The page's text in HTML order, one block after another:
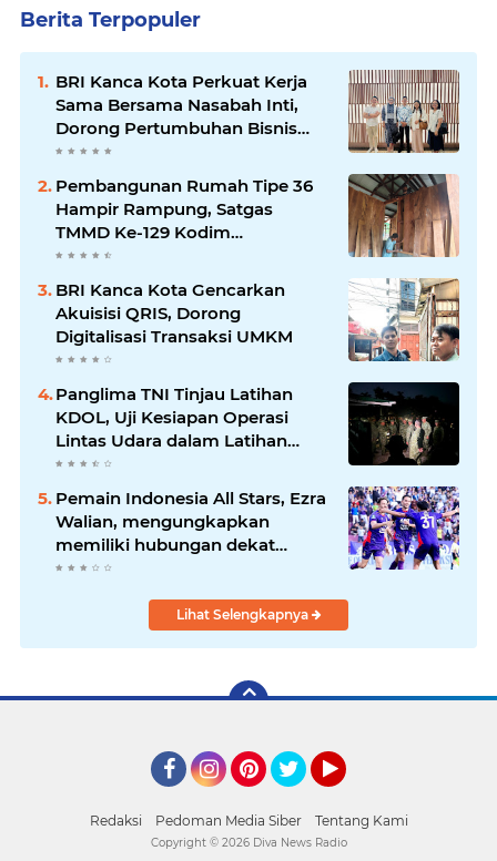
Berita Terpopuler
BRI Kanca Kota Perkuat Kerja
Sama Bersama Nasabah Inti,
Dorong Pertumbuhan Bisnis
Berkelanjutan
Pembangunan Rumah Tipe 36
Hampir Rampung, Satgas
TMMD Ke-129 Kodim
1807/Sorong Selatan Wujudkan
BRI Kanca Kota Gencarkan
Akuisisi QRIS, Dorong
Digitalisasi Transaksi UMKM
Panglima TNI Tinjau Latihan
KDOL, Uji Kesiapan Operasi
Lintas Udara dalam Latihan
Terintegrasi TNI 2026
Pemain Indonesia All Stars, Ezra
Walian, mengungkapkan
memiliki hubungan dekat
dengan keluarga bek Aston Villa
Lihat Selengkapnya
Redaksi Pedoman Media Siber Tentang Kami
Copyright © 2026 Diva News Radio